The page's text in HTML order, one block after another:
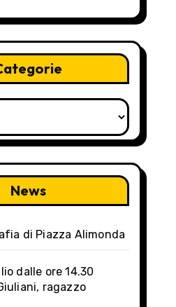
News
di Piazza Alimonda
dalle ore 14.30
ragazzo